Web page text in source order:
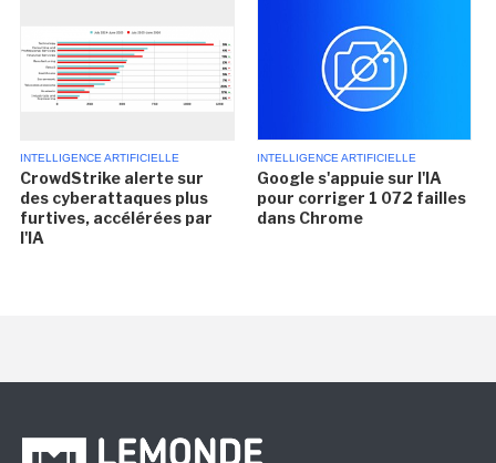
INTELLIGENCE ARTIFICIELLE
CrowdStrike alerte sur
des cyberattaques plus
furtives, accélérées par
l'IA
INTELLIGENCE ARTIFICIELLE
Google s'appuie sur l'IA
pour corriger 1 072 failles
dans Chrome